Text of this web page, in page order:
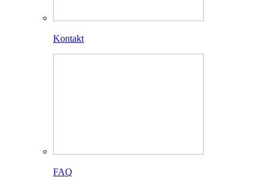
Kontakt
FAQ